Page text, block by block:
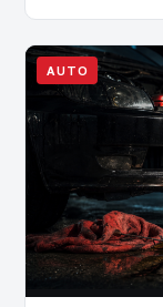
AUTO